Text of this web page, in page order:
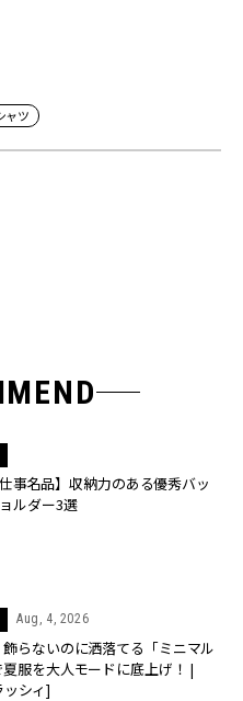
ャツ
仕事名品】収納力のある優秀バッ
ルダー3選
Aug, 4, 2026
飾らないのに洒落てる「ミニマル
服を大人モードに底上げ！ |
ッシィ]